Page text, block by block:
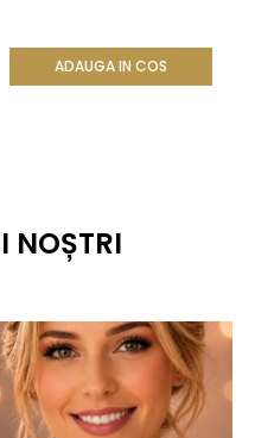
ADAUGA IN COS
NOȘTRI